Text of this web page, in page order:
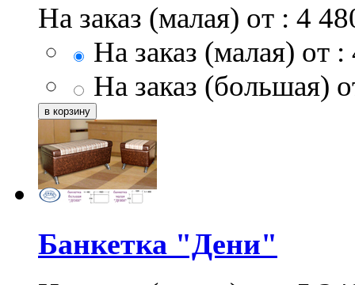
На заказ (малая) от : 4
На заказ (малая) от :
На заказ (большая)
Банкетка "Дени"